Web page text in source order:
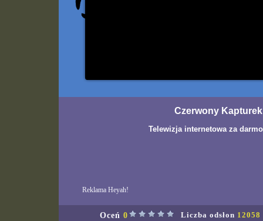
Czerwony Kapturek
Telewizja internetowa za
Reklama Heyah!
Oceń 0 Liczba odsłon 12058